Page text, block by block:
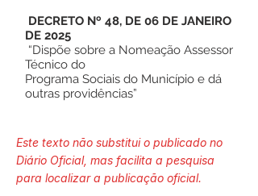
DECRETO Nº 48, DE 06 DE JANEIRO
DE 2025
“Dispõe sobre a Nomeação Assessor
Técnico do
Programa Sociais do Município e dá
outras providências”
Este texto não substitui o publicado no
Diário Oficial, mas facilita a pesquisa
para localizar a publicação oficial.